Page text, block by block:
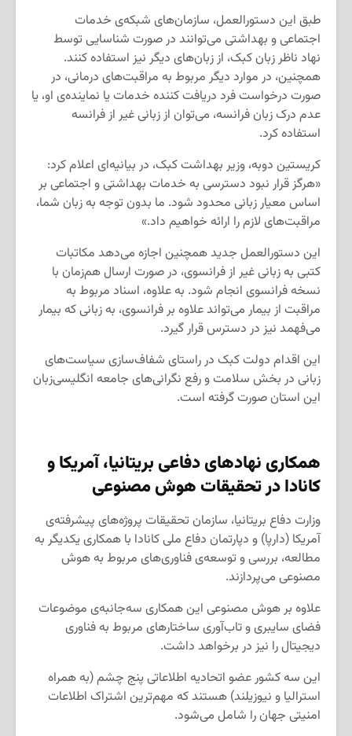
طبق این دستورالعمل، سازمان‌های شبکه‌ی خدمات
اجتماعی و بهداشتی می‌توانند در صورت شناسایی توسط
نهاد ناظر زبان کبک، از زبان‌های دیگر نیز استفاده کنند.
همچنین، در موارد دیگر مربوط به مراقبت‌های درمانی، در
صورت درخواست فرد دریافت کننده خدمات یا نماینده‌ی او، یا
عدم درک زبان فرانسه، می‌توان از زبانی غیر از فرانسه
استفاده کرد.
کریستین دوبه، وزیر بهداشت کبک، در بیانیه‌ای اعلام کرد:
«هرگز قرار نبود دسترسی به خدمات بهداشتی و اجتماعی بر
اساس معیار زبانی محدود شود. ما بدون توجه به زبان شما،
مراقبت‌های لازم را ارائه خواهیم داد.»
این دستورالعمل جدید همچنین اجازه می‌دهد مکاتبات
کتبی به زبانی غیر از فرانسوی، در صورت ارسال هم‌زمان با
نسخه فرانسوی انجام شود. به علاوه، اسناد مربوط به
مراقبت از بیمار می‌تواند علاوه بر فرانسوی، به زبانی که بیمار
می‌فهمد نیز در دسترس قرار گیرد.
این اقدام دولت کبک در راستای شفاف‌سازی سیاست‌های
زبانی در بخش سلامت و رفع نگرانی‌های جامعه انگلیسی‌زبان
این استان صورت گرفته است.
همکاری نهادهای دفاعی بریتانیا، آمریکا و
کانادا در تحقیقات هوش مصنوعی
وزارت دفاع بریتانیا، سازمان تحقیقات پروژه‌های پیشرفته‌ی
آمریکا (دارپا) و دپارتمان دفاع ملی کانادا با همکاری یکدیگر به
مطالعه، بررسی و توسعه‌ی فناوری‌های مربوط به هوش
مصنوعی می‌پردازند.
علاوه بر هوش مصنوعی این همکاری سه‌جانبه‌ی موضوعات
فضای سایبری و تاب‌آوری ساختارهای مربوط به فناوری
دیجیتال را نیز در برخواهد داشت.
این سه کشور عضو اتحادیه اطلاعاتی پنج چشم (به همراه
استرالیا و نیوزیلند) هستند که مهم‌ترین اشتراک اطلاعات
امنیتی جهان را شامل می‌شود.